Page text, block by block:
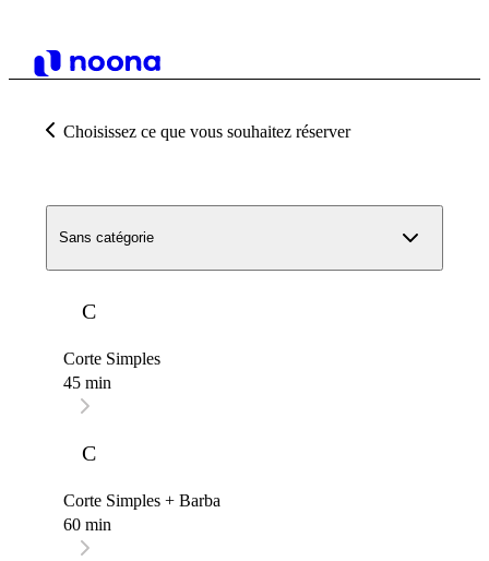
Choisissez ce que vous souhaitez réserver
Sans catégorie
C
Corte Simples
45 min
C
Corte Simples + Barba
60 min